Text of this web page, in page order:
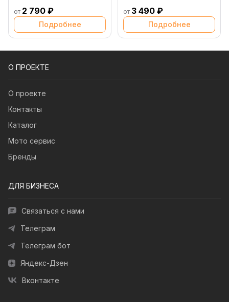
от 2 790 ₽
Подробнее
от 3 490 ₽
Подробнее
О ПРОЕКТЕ
О проекте
Контакты
Каталог
Мото сервис
Бренды
ДЛЯ БИЗНЕСА
Связаться с нами
Телеграм
Телеграм бот
Яндекс-Дзен
Вконтакте